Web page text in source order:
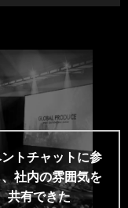
トチャットに参
社内の雰囲気を
共有できた